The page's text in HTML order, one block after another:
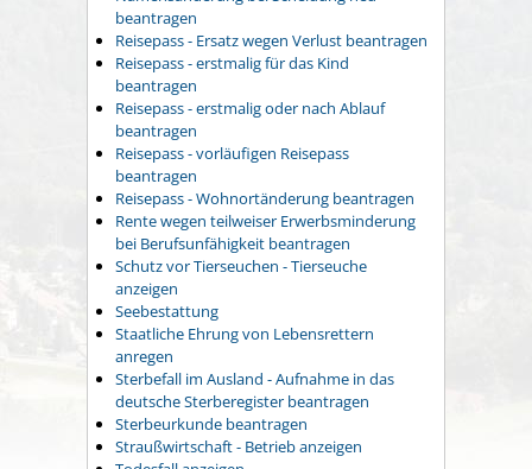
beantragen
Reisepass - Ersatz wegen Verlust beantragen
Reisepass - erstmalig für das Kind
beantragen
Reisepass - erstmalig oder nach Ablauf
beantragen
Reisepass - vorläufigen Reisepass
beantragen
Reisepass - Wohnortänderung beantragen
Rente wegen teilweiser Erwerbsminderung
bei Berufsunfähigkeit beantragen
Schutz vor Tierseuchen - Tierseuche
anzeigen
Seebestattung
Staatliche Ehrung von Lebensrettern
anregen
Sterbefall im Ausland - Aufnahme in das
deutsche Sterberegister beantragen
Sterbeurkunde beantragen
Straußwirtschaft - Betrieb anzeigen